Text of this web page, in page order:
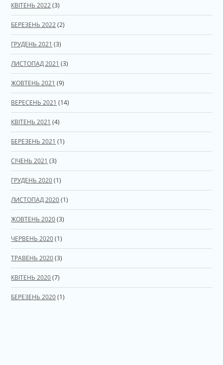
КВІТЕНЬ 2022(3)
БЕРЕЗЕНЬ 2022(2)
ГРУДЕНЬ 2021 (3)
ЛИСТОПАД 2021 (3)
ЖОВТЕНЬ 2021 (9)
ВЕРЕСЕНЬ 2021 (14)
КВІТЕНЬ 2021 (4)
БЕРЕЗЕНЬ 2021 (1)
СІЧЕНЬ 2021 (3)
ГРУДЕНЬ 2020(1)
ЛИСТОПАД 2020(1)
ЖОВТЕНЬ 2020(3)
ЧЕРВЕНЬ 2020(1)
ТРАВЕНЬ 2020(3)
КВІТЕНЬ 2020(7)
БЕРЕЗЕНЬ 2020(1)